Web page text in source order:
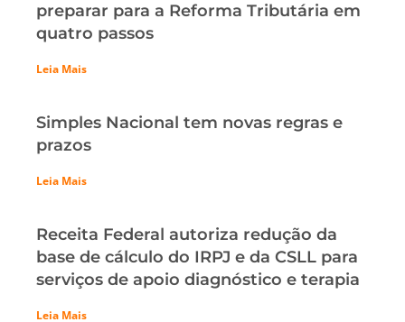
preparar para a Reforma Tributária em
quatro passos
Leia Mais
Simples Nacional tem novas regras e
prazos
Leia Mais
Receita Federal autoriza redução da
base de cálculo do IRPJ e da CSLL para
serviços de apoio diagnóstico e terapia
Leia Mais